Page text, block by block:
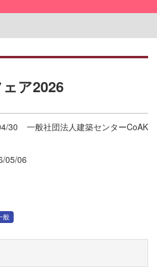
ア2026
30 一般社団法人建築センターCoAK
05/06
般